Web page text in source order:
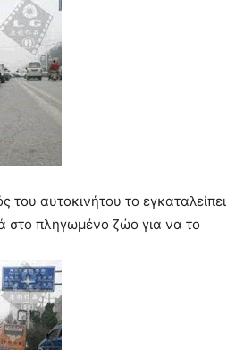
του αυτοκινήτου το εγκαταλείπει
στο πληγωμένο ζώο για να το